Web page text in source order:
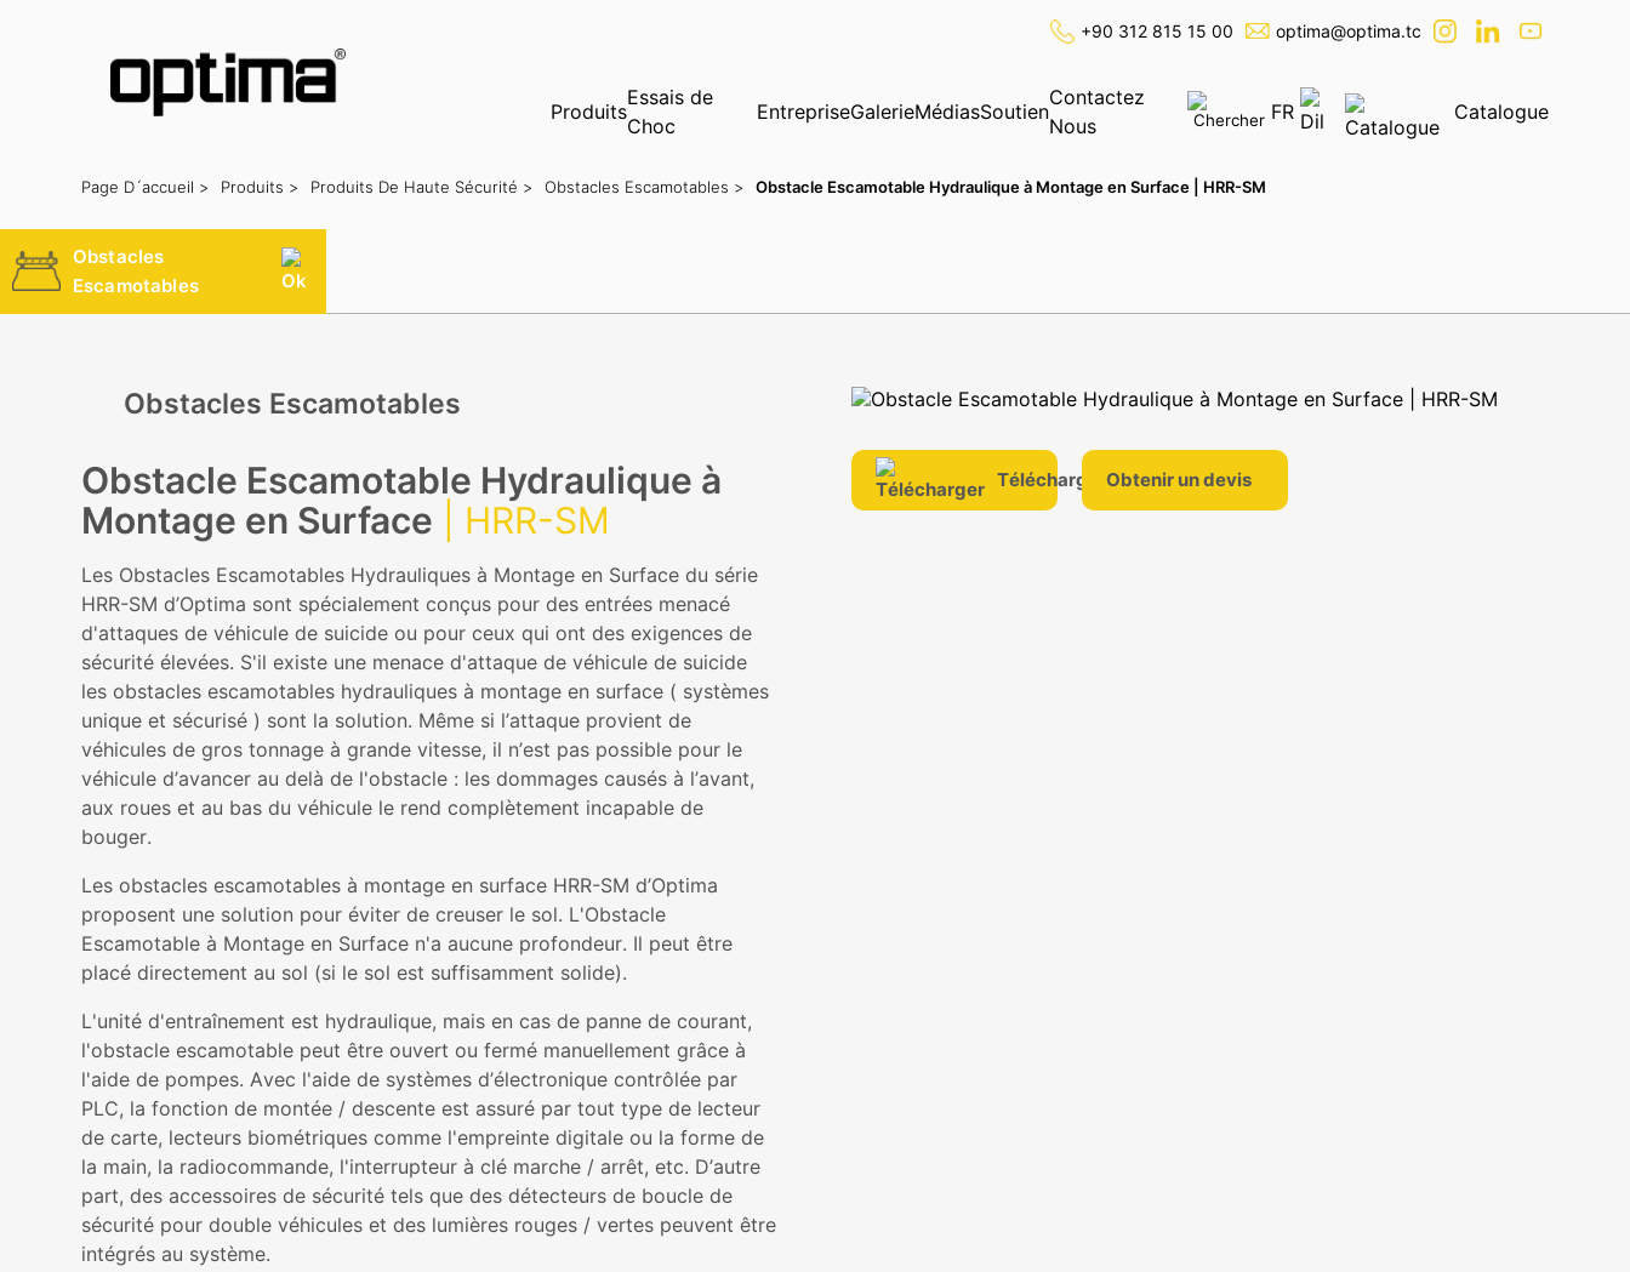
Recherche
Populaire: Barrière Bloqueur de route Bollard Portail coulissant
Système de reconnaissance des plaques d'immatriculation
+90 312 815 15 00 optima@optima.tc
Produits
Essais de
Choc
EntrepriseGalerieMédiasSoutien
Contactez
Nous
FR Catalogue
Page D´accueil > Produits > Produits De Haute Sécurité > Obstacles Escamotables > Obstacle Escamotable Hydraulique à Montage en Surface | HRR-SM
Obstacles
Escamotables
Obstacles Escamotables
Obstacle Escamotable Hydraulique à
Montage en Surface | HRR-SM
Les Obstacles Escamotables Hydrauliques à Montage en Surface du série
HRR-SM d’Optima sont spécialement conçus pour des entrées menacé
d'attaques de véhicule de suicide ou pour ceux qui ont des exigences de
sécurité élevées. S'il existe une menace d'attaque de véhicule de suicide
les obstacles escamotables hydrauliques à montage en surface ( systèmes
unique et sécurisé ) sont la solution. Même si l’attaque provient de
véhicules de gros tonnage à grande vitesse, il n’est pas possible pour le
véhicule d’avancer au delà de l'obstacle : les dommages causés à l’avant,
aux roues et au bas du véhicule le rend complètement incapable de
bouger.
Les obstacles escamotables à montage en surface HRR-SM d’Optima
proposent une solution pour éviter de creuser le sol. L'Obstacle
Escamotable à Montage en Surface n'a aucune profondeur. Il peut être
placé directement au sol (si le sol est suffisamment solide).
L'unité d'entraînement est hydraulique, mais en cas de panne de courant,
l'obstacle escamotable peut être ouvert ou fermé manuellement grâce à
l'aide de pompes. Avec l'aide de systèmes d’électronique contrôlée par
PLC, la fonction de montée / descente est assuré par tout type de lecteur
de carte, lecteurs biométriques comme l'empreinte digitale ou la forme de
la main, la radiocommande, l'interrupteur à clé marche / arrêt, etc. D’autre
part, des accessoires de sécurité tels que des détecteurs de boucle de
sécurité pour double véhicules et des lumières rouges / vertes peuvent être
intégrés au système.
TéléchargerObtenir un devis